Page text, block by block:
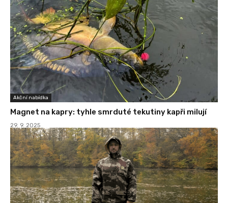
Akční nabídka
Magnet na kapry: tyhle smrduté tekutiny kapři milují
29. 9. 2025